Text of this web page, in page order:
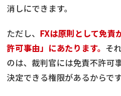
消しにできます。
ただし、 FXは原則として免責
許可事由」にあたります。 そ
のは、裁判官には免責不許可
決定できる権限があるからです